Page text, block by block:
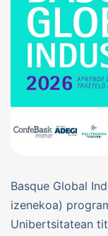
Basque Global
izenekoa)
Unibertsitatean